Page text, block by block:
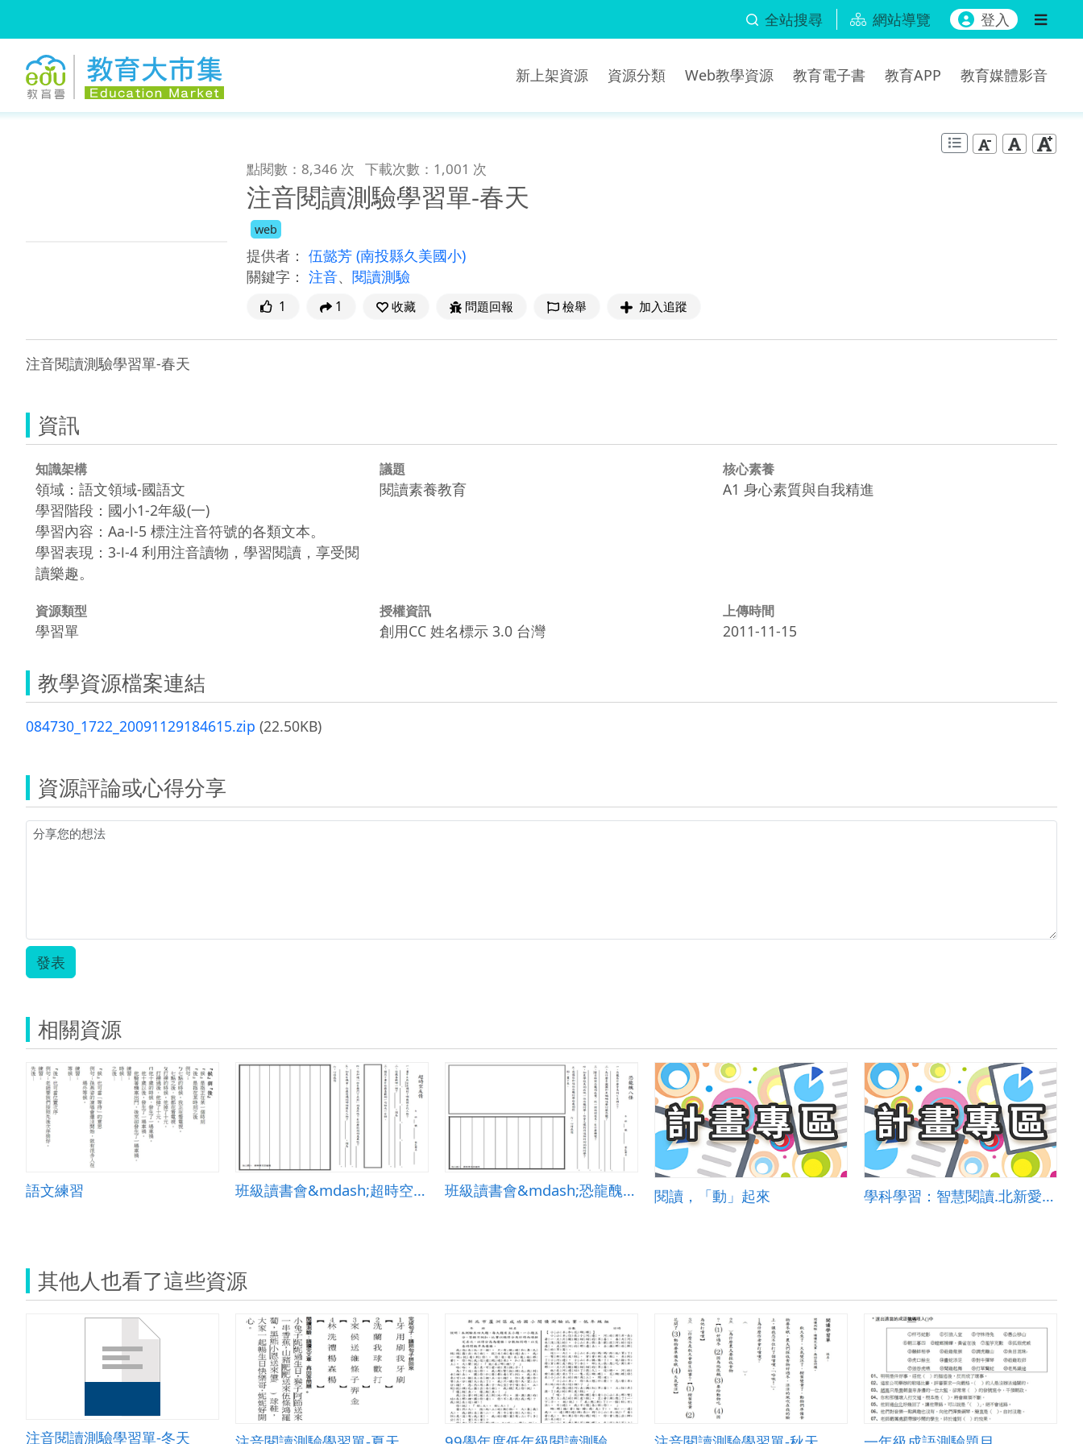
全站搜尋 網站導覽 登入
新上架資源 資源分類 Web教學資源 教育電子書 教育APP 教育媒體影音
點閱數：8,346 次 下載次數：1,001 次
注音閱讀測驗學習單-春天
web
提供者： 伍懿芳 (南投縣久美國小)
關鍵字： 注音、 閱讀測驗
1 1 收藏 問題回報 檢舉 加入追蹤
注音閱讀測驗學習單-春天
資訊
知識架構
領域：語文領域-國語文
學習階段：國小1-2年級(一)
學習內容：Aa-Ⅰ-5 標注注音符號的各類文本。
學習表現：3-Ⅰ-4 利用注音讀物，學習閱讀，享受閱
讀樂趣。
議題
閱讀素養教育
核心素養
A1 身心素質與自我精進
資源類型
學習單
授權資訊
創用CC 姓名標示 3.0 台灣
上傳時間
2011-11-15
教學資源檔案連結
084730_1722_20091129184615.zip (22.50KB)
資源評論或心得分享
發表
相關資源
語文練習 班級讀書會&mdash;超時空友情 班級讀書會&mdash;恐龍醜八怪 閱讀，「動」起來 學科學習：智慧閱讀.北新愛渇力-北新國小智慧教育閱讀理解整合推動模式
其他人也看了這些資源
注音閱讀測驗學習單-冬天